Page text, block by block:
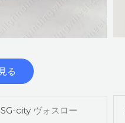
る
city ヴォスロー